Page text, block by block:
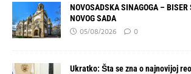
NOVOSADSKA SINAGOGA –
NOVOG SADA
05/08/2026 0
Ukratko: Šta se zna o najnovijoj